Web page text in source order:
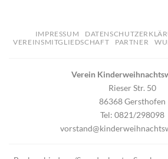
IMPRESSUM
VEREINSMITGLIEDSCHAFT
PARTNER
Verein
Rieser Str. 50
86368 Gersthofen
Tel: 0821/298098